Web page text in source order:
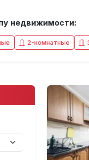
недвижимости:
2-комнатные